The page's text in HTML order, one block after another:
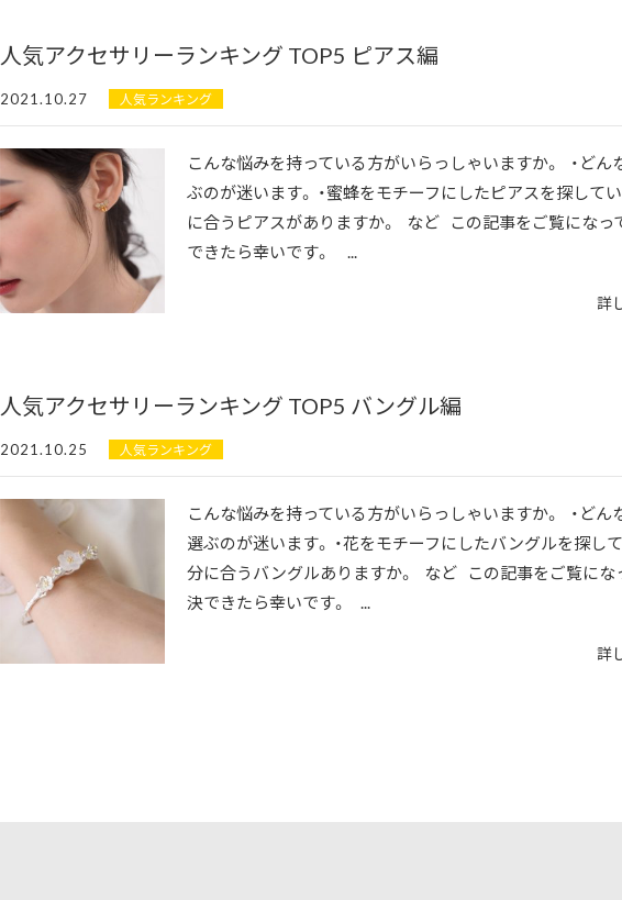
人気アクセサリーランキング TOP5 ピアス編
2021.10.27 人気ランキング
こんな悩みを持っている方がいらっしゃいますか。 ・どん
ぶのが迷います。 ・蜜蜂をモチーフにしたピアスを探してい
に合うピアスがありますか。 など この記事をご覧になっ
できたら幸いです。 ...
詳
人気アクセサリーランキング TOP5 バングル編
2021.10.25 人気ランキング
こんな悩みを持っている方がいらっしゃいますか。 ・どん
選ぶのが迷います。 ・花をモチーフにしたバングルを探して
分に合うバングルありますか。 など この記事をご覧にな
決できたら幸いです。 ...
詳